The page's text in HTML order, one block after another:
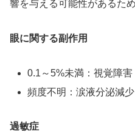
響を与える可能性があるた
眼に関する副作用
0.1～5%未満：視覚障害
頻度不明：涙液分泌減
過敏症